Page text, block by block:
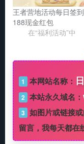
王者营地活动每日签
188现金红包
在“福利活动”中
1 本网站名称：
2 本站永久域名：
3 如图片或链接
留言，我每天都在